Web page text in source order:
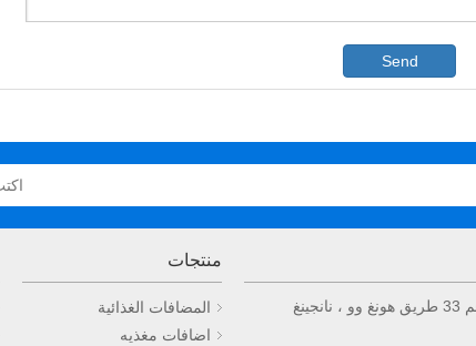
Send
منتجات
المضافات الغذائية
اضافات مغذيه